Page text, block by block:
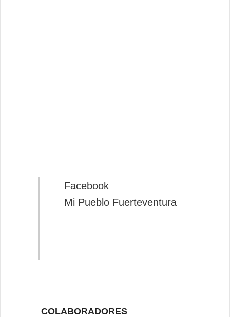
Facebook
Mi Pueblo Fuerteventura
COLABORADORES